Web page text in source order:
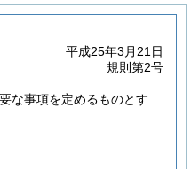
平成25年3月21日
規則第2号
な事項を定めるものとす